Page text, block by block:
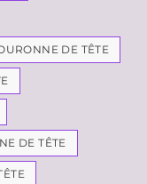
DE TÊTE
DE TÊTE